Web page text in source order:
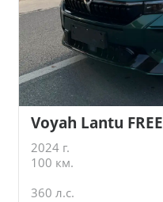
Voyah Lantu FREE
2024 г.
100 км.
360 л.с.